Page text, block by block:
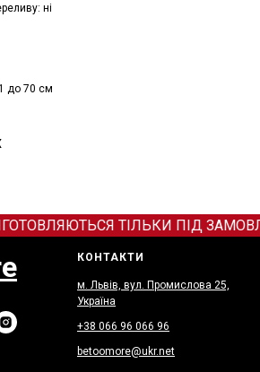
ні
до 70 см
ТІЛЬКИ ПІД
КОНТАКТИ
м. Львів, вул. Промислова 25,
Україна
+38 066 96 066 96
betoomore@ukr.net